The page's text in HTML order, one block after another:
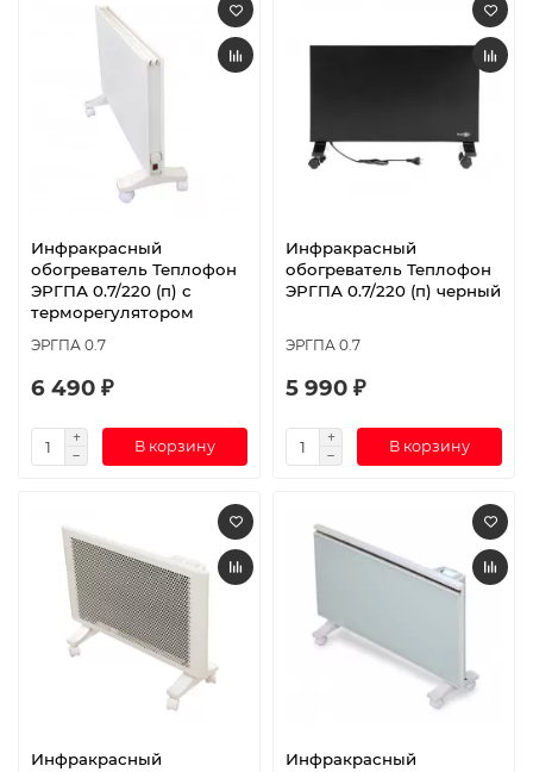
Инфракрасный
обогреватель Теплофон
ЭРГПА 0.7/220 (п) с
терморегулятором
ЭРГПА 0.7
6 490 ₽
В корзину
Инфракрасный
обогреватель Теплофон
ЭРГПА 0.7/220 (п) черный
ЭРГПА 0.7
5 990 ₽
В корзину
Инфракрасный
Инфракрасный